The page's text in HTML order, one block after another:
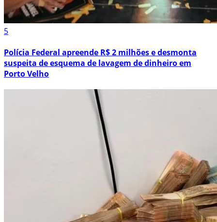
5
Polícia Federal apreende R$ 2 milhões e desmonta
suspeita de esquema de lavagem de dinheiro em
Porto Velho